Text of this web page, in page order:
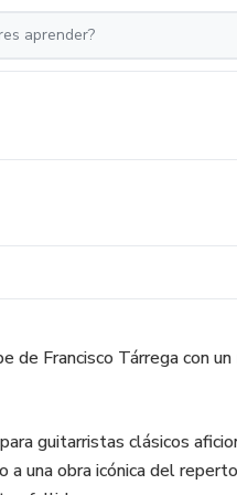
de Francisco Tárrega con
guitarristas clásicos
a una obra icónica del